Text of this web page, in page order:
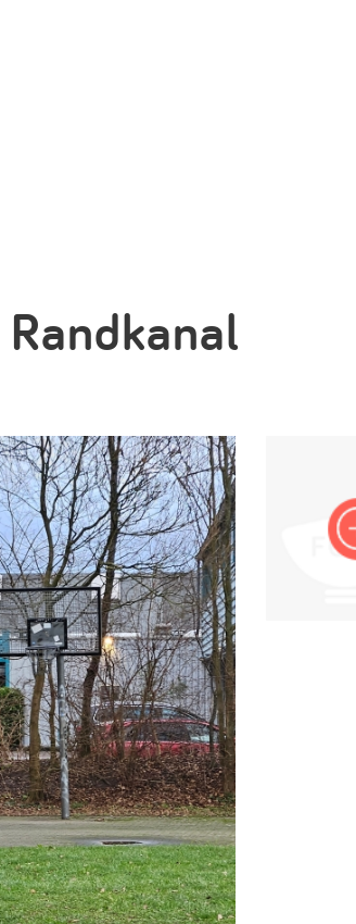
Blog
Kontakt
Impressum
Anmelden